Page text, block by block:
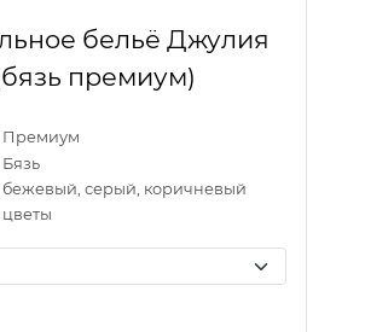
бельё Джулия
премиум)
Премиум
Бязь
бежевый, серый, коричневый
цветы